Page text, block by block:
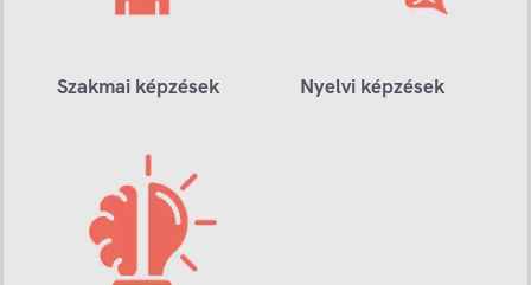
Szakmai képzések Nyelvi képzések